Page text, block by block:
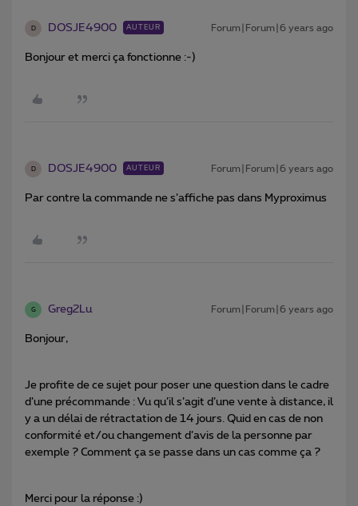
D DOSJE4900 AUTEUR Forum|Forum|6 years ago
Bonjour et merci ça fonctionne :-)
D DOSJE4900 AUTEUR Forum|Forum|6 years ago
Par contre la commande ne s’affiche pas dans Myproximus
G Greg2Lu Forum|Forum|6 years ago
Bonjour,
Je profite de ce sujet pour poser une question dans le cadre
d’une précommande : Vu qu’il s’agit d’une vente à distance, il
y a un délai de rétractation de 14 jours. Quid en cas de non
conformité et/ou changement d’avis de la personne par
exemple ? Comment ça se passe dans un cas comme ça ?
Merci pour la réponse :)